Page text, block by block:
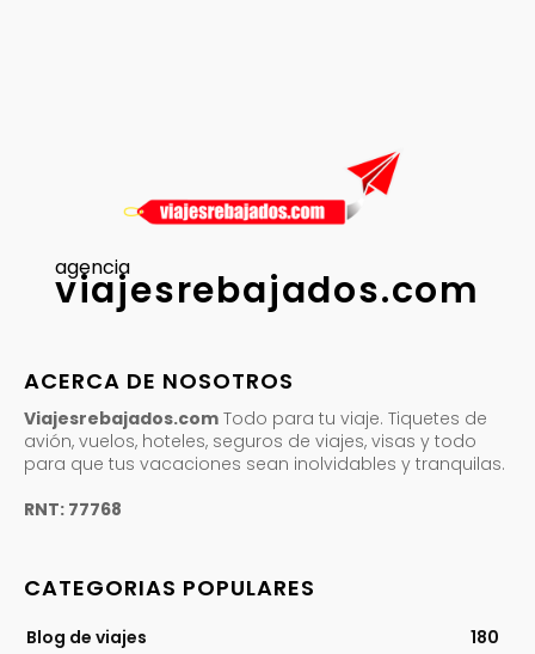
agencia
viajesrebajados.com
ACERCA DE NOSOTROS
Viajesrebajados.com Todo para tu viaje. Tiquetes de
avión, vuelos, hoteles, seguros de viajes, visas y todo
para que tus vacaciones sean inolvidables y tranquilas.
RNT: 77768
CATEGORIAS POPULARES
Blog de viajes
180